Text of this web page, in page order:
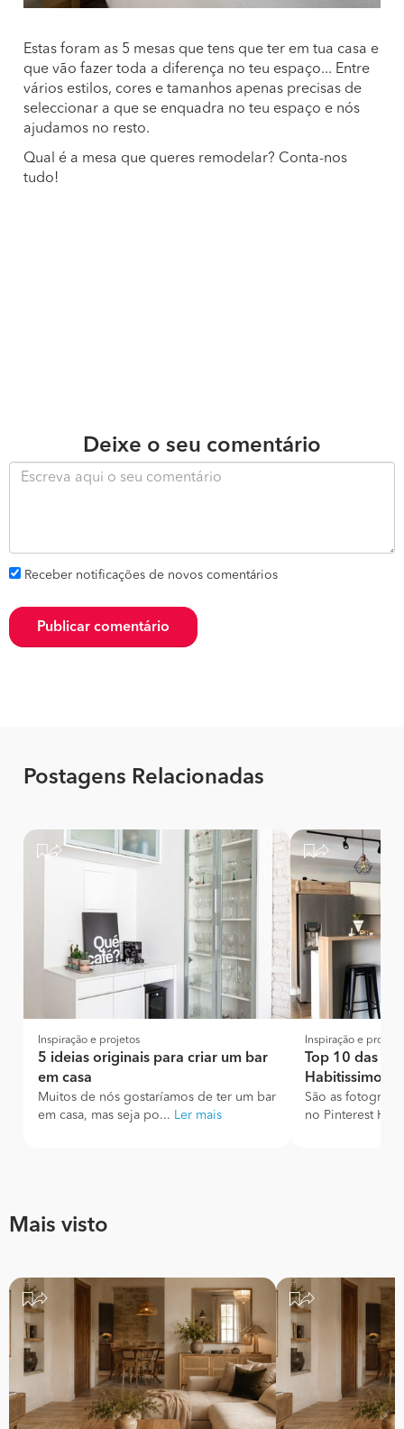
Estas foram as 5 mesas que tens que ter em tua casa e
que vão fazer toda a diferença no teu espaço... Entre
vários estilos, cores e tamanhos apenas precisas de
seleccionar a que se enquadra no teu espaço e nós
ajudamos no resto.
Qual é a mesa que queres remodelar? Conta-nos
tudo!
Deixe o seu comentário
Receber notificações de novos comentários
Publicar comentário
Postagens Relacionadas
Inspiração e projetos
5 ideias originais para criar um bar
em casa
Muitos de nós gostaríamos de ter um bar
em casa, mas seja po... Ler mais
Inspiração e
Top 10 das
Habitissimo!
São as
no Pinterest
Mais visto